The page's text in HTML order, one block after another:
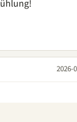
2026-